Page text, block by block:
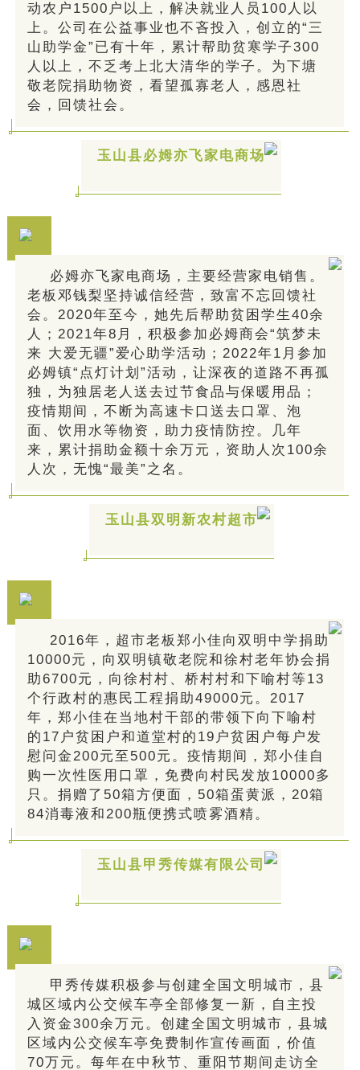
动农户1500户以上，解决就业人员100人以
上。公司在公益事业也不吝投入，创立的“三
山助学金”已有十年，累计帮助贫寒学子300
人以上，不乏考上北大清华的学子。为下塘
敬老院捐助物资，看望孤寡老人，感恩社
会，回馈社会。
玉山县必姆亦飞家电商场
必姆亦飞家电商场，主要经营家电销售。
老板邓钱梨坚持诚信经营，致富不忘回馈社
会。2020年至今，她先后帮助贫困学生40余
人；2021年8月，积极参加必姆商会“筑梦未
来 大爱无疆”爱心助学活动；2022年1月参加
必姆镇“点灯计划”活动，让深夜的道路不再孤
独，为独居老人送去过节食品与保暖用品；
疫情期间，不断为高速卡口送去口罩、泡
面、饮用水等物资，助力疫情防控。几年
来，累计捐助金额十余万元，资助人次100余
人次，无愧“最美”之名。
玉山县双明新农村超市
2016年，超市老板郑小佳向双明中学捐助
10000元，向双明镇敬老院和徐村老年协会捐
助6700元，向徐村村、桥村村和下喻村等13
个行政村的惠民工程捐助49000元。2017
年，郑小佳在当地村干部的带领下向下喻村
的17户贫困户和道堂村的19户贫困户每户发
慰问金200元至500元。疫情期间，郑小佳自
购一次性医用口罩，免费向村民发放10000多
只。捐赠了50箱方便面，50箱蛋黄派，20箱
84消毒液和200瓶便携式喷雾酒精。
玉山县甲秀传媒有限公司
甲秀传媒积极参与创建全国文明城市，县
城区域内公交候车亭全部修复一新，自主投
入资金300余万元。创建全国文明城市，县城
区域内公交候车亭免费制作宣传画面，价值
70万元。每年在中秋节、重阳节期间走访全